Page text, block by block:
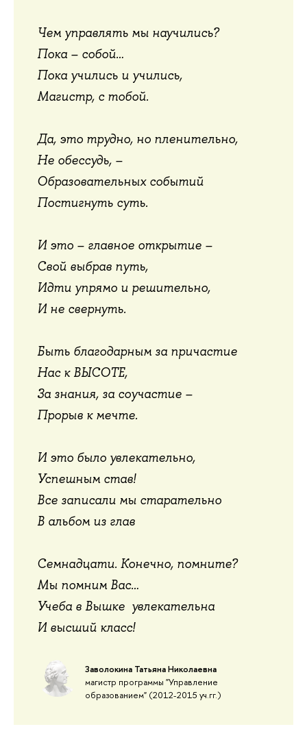
Чем управлять мы научились?
Пока – собой…
Пока учились и учились,
Магистр, с тобой.
Да, это трудно, но пленительно,
Не обессудь, –
Образовательных событий
Постигнуть суть.
И это – главное открытие –
Свой выбрав путь,
Идти упрямо и решительно,
И не свернуть.
Быть благодарным за причастие
Нас к ВЫСОТЕ,
За знания, за соучастие –
Прорыв к мечте.
И это было увлекательно,
Успешным став!
Все записали мы старательно
В альбом из глав
Семнадцати. Конечно, помните?
Мы помним Вас…
Учеба в Вышке увлекательна
И высший класс!
Заволокина Татьяна Николаевна
магистр программы "Управление
образованием" (2012-2015 уч.гг.)